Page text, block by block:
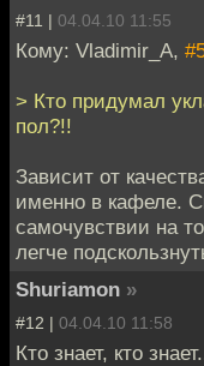
#11 | 04.04.10 11:55
Кому: Vladimir_A,
> Кто придумал
пол?!!
Зависит от
именно в кафеле.
самочувствии на
легче
Shuriamon »
#12 | 04.04.10 11:58
Кто знает, кто